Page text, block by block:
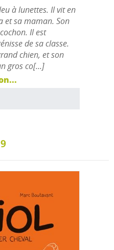
à lunettes. Il vit en
et sa maman. Son
Il est
de sa classe.
chien, et son
gros co[...]